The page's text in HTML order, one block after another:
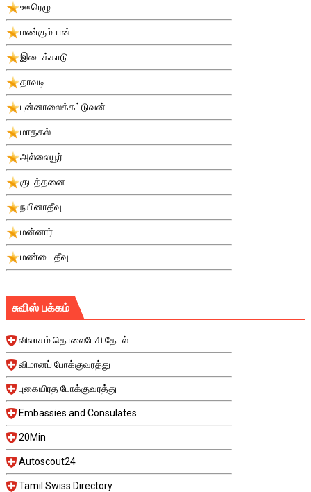
ஊரெழு
மண்கும்பான்
இடைக்காடு
தாவடி
புன்னாலைக்கட்டுவன்
மாதகல்
அல்லையூர்
குடத்தனை
நயினாதீவு
மன்னார்
மண்டை தீவு
சுவிஸ் பக்கம்
விலாசம் தொலைபேசி தேடல்
விமானப் போக்குவரத்து
புகையிரத போக்குவரத்து
Embassies and Consulates
20Min
Autoscout24
Tamil Swiss Directory